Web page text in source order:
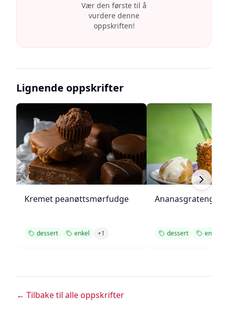
Vær den første til å
vurdere denne
oppskriften!
Lignende oppskrifter
Kremet peanøttsmørfudge
dessert enkel +1
Ananasgrateng
dessert enkel
← Tilbake til alle oppskrifter